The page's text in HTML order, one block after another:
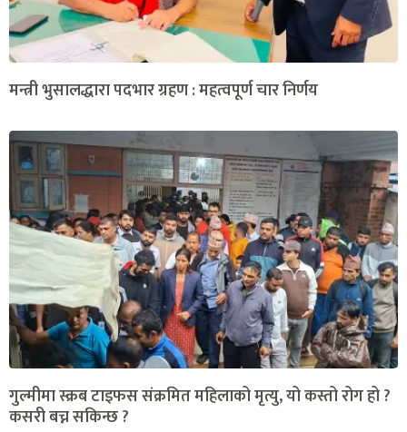
मन्त्री भुसालद्धारा पदभार ग्रहण : महत्वपूर्ण चार निर्णय
गुल्मीमा स्क्रब टाइफस संक्रमित महिलाको मृत्यु, यो कस्तो रोग हो ?
कसरी बच्न सकिन्छ ?